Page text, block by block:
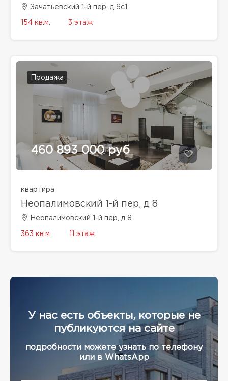
Зачатьевский 1-й пер, д 6с1
154 кв.м. 3 этаж
Продажа
460 893 000 руб
квартира
Неопалимовский 1-й пер, д 8
Неопалимовский 1-й пер, д 8
363 кв.м. 11 этаж
У нас есть объекты, которые не
публикуются на сайте
подробности можете узнать по телефону
или в WhatsApp